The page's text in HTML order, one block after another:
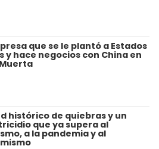
que se le plantó a Estados
y hace negocios con China en
histórico de quiebras y un
que ya supera al
a la pandemia y al